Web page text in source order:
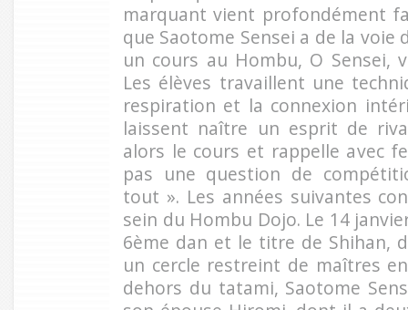
marquant vient profondément
que Saotome Sensei a de la voie
un cours au Hombu, O Sensei,
Les élèves travaillent une
respiration et la connexion
laissent naître un esprit de
alors le cours et rappelle avec
pas une question de
tout ». Les années suivantes
sein du Hombu Dojo. Le 14
6ème dan et le titre de Shihan,
un cercle restreint de maîtres
dehors du tatami, Saotome